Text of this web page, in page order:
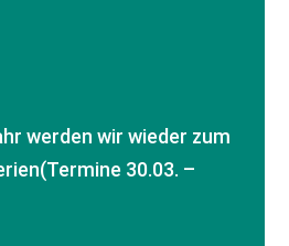
werden wir wieder zum
30.03. –